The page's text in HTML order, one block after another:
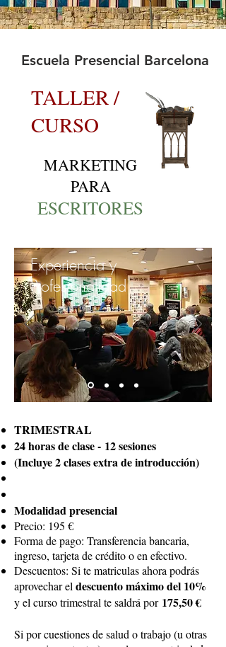
Escuela Presencial Barcelona
TALLER /
CURSO
MARKETING
PARA
ESCRITORES
Experiencia y
Profesionalidad
TRIMESTRAL
24 horas de clase - 12 sesiones
(Incluye 2 clases extra de introducción)
Modalidad presencial
Precio: 195 €
Forma de pago: Transferencia bancaria,
ingreso, tarjeta de crédito o en efectivo.
Descuentos: Si te matriculas ahora podrás
aprovechar el descuento máximo del 10%
y el curso trimestral te saldrá por 175,50 €
Si por cuestiones de salud o trabajo (u otras